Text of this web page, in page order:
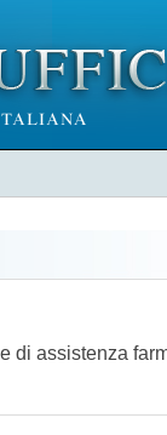
assistenza